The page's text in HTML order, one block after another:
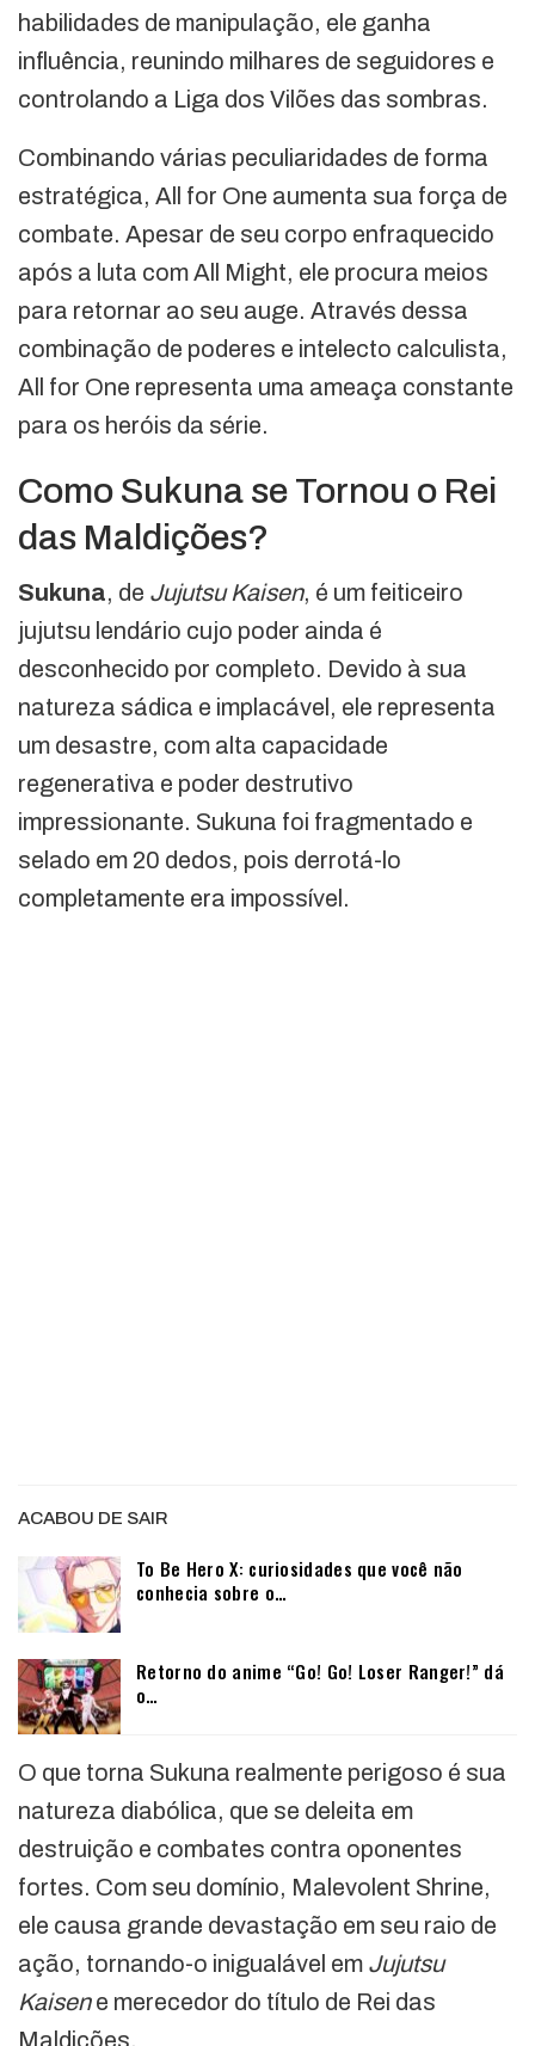
habilidades de manipulação, ele ganha
influência, reunindo milhares de seguidores e
controlando a Liga dos Vilões das sombras.
Combinando várias peculiaridades de forma
estratégica, All for One aumenta sua força de
combate. Apesar de seu corpo enfraquecido
após a luta com All Might, ele procura meios
para retornar ao seu auge. Através dessa
combinação de poderes e intelecto calculista,
All for One representa uma ameaça constante
para os heróis da série.
Como Sukuna se Tornou o Rei
das Maldições?
Sukuna, de Jujutsu Kaisen, é um feiticeiro
jujutsu lendário cujo poder ainda é
desconhecido por completo. Devido à sua
natureza sádica e implacável, ele representa
um desastre, com alta capacidade
regenerativa e poder destrutivo
impressionante. Sukuna foi fragmentado e
selado em 20 dedos, pois derrotá-lo
completamente era impossível.
ACABOU DE SAIR
To Be Hero X: curiosidades que você não
conhecia sobre o…
Retorno do anime “Go! Go! Loser Ranger!” dá
o…
O que torna Sukuna realmente perigoso é sua
natureza diabólica, que se deleita em
destruição e combates contra oponentes
fortes. Com seu domínio, Malevolent Shrine,
ele causa grande devastação em seu raio de
ação, tornando-o inigualável em Jujutsu
Kaisene merecedor do título de Rei das
Maldições.